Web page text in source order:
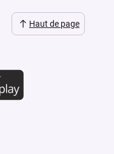
Haut de page